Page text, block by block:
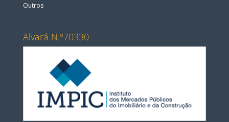
Outros
Alvará N.º70330